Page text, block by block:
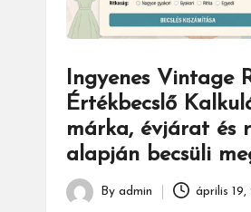
Ingyenes Vintage
Értékbecslő
márka, évjárat és
alapján becsüli
Posted
By admin április 19,